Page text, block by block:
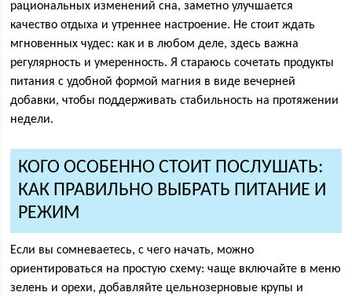
рациональных изменений сна, заметно улучшается
качество отдыха и утреннее настроение. Не стоит ждать
мгновенных чудес: как и в любом деле, здесь важна
регулярность и умеренность. Я стараюсь сочетать продукты
питания с удобной формой магния в виде вечерней
добавки, чтобы поддерживать стабильность на протяжении
недели.
КОГО ОСОБЕННО СТОИТ ПОСЛУШАТЬ:
КАК ПРАВИЛЬНО ВЫБРАТЬ ПИТАНИЕ И
РЕЖИМ
Если вы сомневаетесь, с чего начать, можно
ориентироваться на простую схему: чаще включайте в меню
зелень и орехи, добавляйте цельнозерновые крупы и